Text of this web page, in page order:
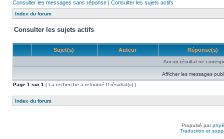
Consulter les messages sans réponse | Consulter les sujets actifs
Index du forum
Consulter les sujets actifs
Sujet(s) Auteur Réponse(s)
Aucun résultat ne
Afficher les messages
Page 1 sur 1 [ La recherche a retourné 0 résultat(s) ]
Index du forum
Propulsé par
Traduction et